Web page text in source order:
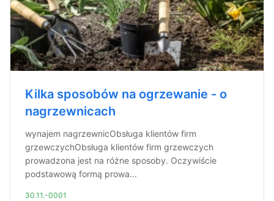
Kilka sposobów na ogrzewanie - o
nagrzewnicach
wynajem nagrzewnicObsługa klientów firm
grzewczychObsługa klientów firm grzewczych
prowadzona jest na różne sposoby. Oczywiście
podstawową formą prowa...
30.11.-0001